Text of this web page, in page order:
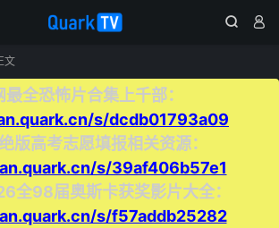
 
文
最全恐怖片合集上千部：
s/dcdb01793a09
版高考志愿填报相关资源：
s/39af406b57e1
全98届奥斯卡获奖影片大全：
s/f57addb25282